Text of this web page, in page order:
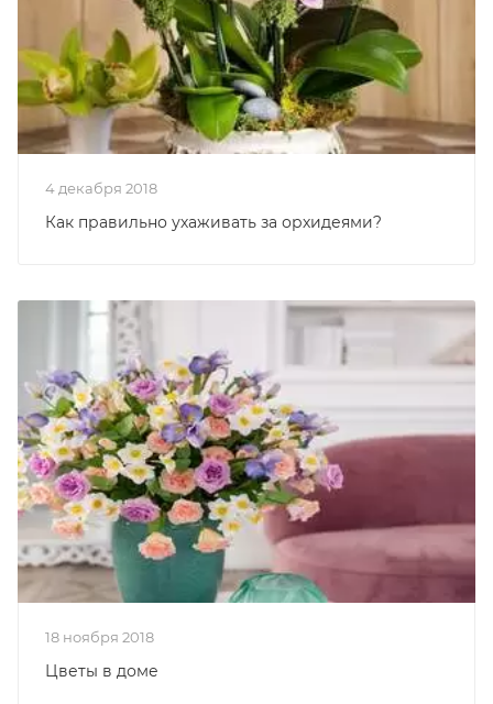
4 декабря 2018
Как правильно ухаживать за орхидеями?
18 ноября 2018
Цветы в доме